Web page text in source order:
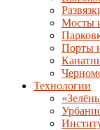
Мосты
Порты
Технологии